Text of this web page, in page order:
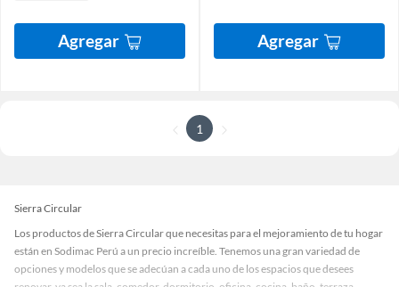
Agregar Agregar
1
Sierra Circular
Los productos de Sierra Circular que necesitas para el mejoramiento de tu hogar
están en Sodimac Perú a un precio increíble. Tenemos una gran variedad de
opciones y modelos que se adecúan a cada uno de los espacios que desees